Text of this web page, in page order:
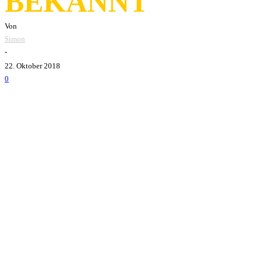
Von
Simon
-
22. Oktober 2018
0